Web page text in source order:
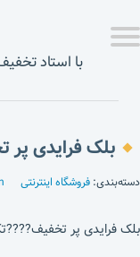
با استاد
بلک فرایدی پر
دسته‌بندی: فروشگاه اینترنتی
بلک فرایدی پر